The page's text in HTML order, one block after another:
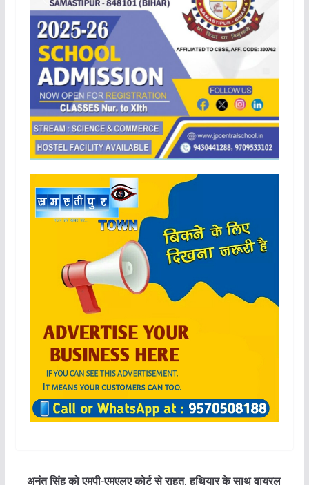
अनंत सिंह को एमपी-एमएलए कोर्ट से राहत, हथियार के साथ वायरल